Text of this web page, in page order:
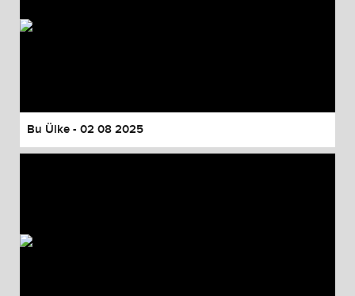
Bu Ülke - 02 08 2025